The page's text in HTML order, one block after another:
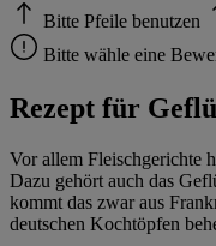
Bitte Pfeile benutzen
Bitte wähle eine
Rezept für
Vor allem Fleischgerichte
Dazu gehört auch das
kommt das zwar aus
deutschen Kochtöpfen